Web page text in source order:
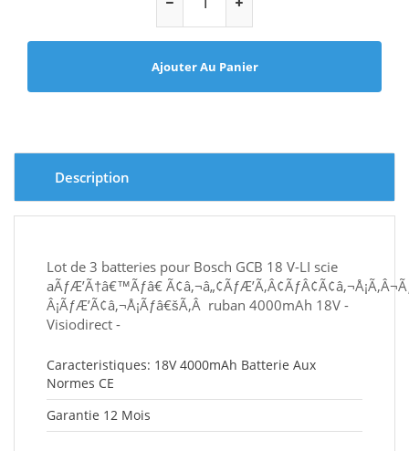
Ajouter Au Panier
Description
Lot de 3 batteries pour Bosch GCB 18 V-LI scie
aÃƒÆ’Ã†â€™Ãƒâ€
Â¡ÃƒÆ’Ã¢â‚¬Å¡Ãƒâ€šÃ‚Â ruban 4000mAh 18V -
Visiodirect -
Caracteristiques: 18V 4000mAh Batterie Aux
Normes CE
Garantie 12 Mois